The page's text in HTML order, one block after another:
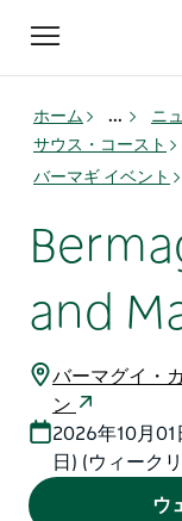
Toggle
navigation
ホーム ...
ニ
サウス・コースト
バーマギ イベント
and
バーマグイ・
ン
2026年10月01
日) (ウィーク
ウ